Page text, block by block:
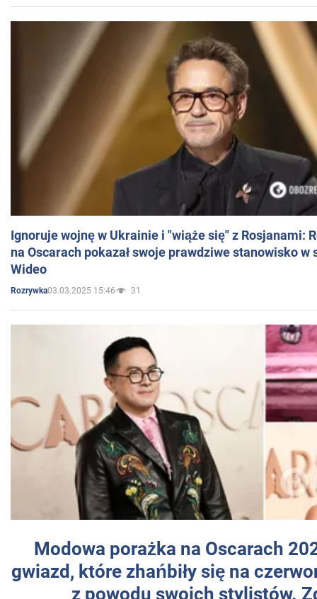
Ignoruje wojnę w Ukrainie i "wiąże się" z Rosjanami:
na Oscarach pokazał swoje prawdziwe stanowisko w
Wideo
Rozrywka03.03.2025 15:46 31
Modowa porażka na Oscarach
gwiazd, które zhańbiły się na
z powodu swoich stylistów.